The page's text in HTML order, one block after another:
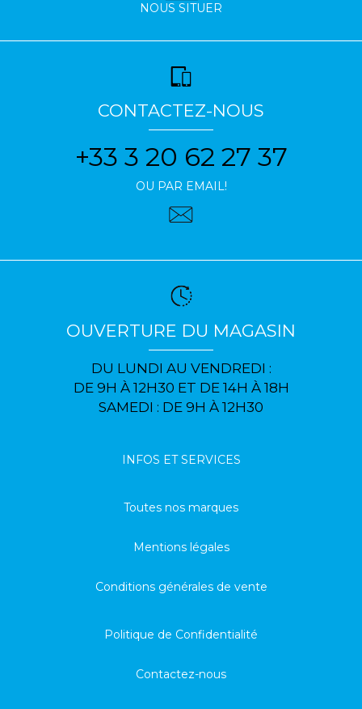
NOUS SITUER
CONTACTEZ-NOUS
+33 3 20 62 27 37
OU PAR EMAIL!
OUVERTURE DU MAGASIN
DU LUNDI AU VENDREDI :
DE 9H À 12H30 ET DE 14H À 18H
SAMEDI : DE 9H À 12H30
INFOS ET SERVICES
Toutes nos marques
Mentions légales
Conditions générales de vente
Politique de Confidentialité
Contactez-nous